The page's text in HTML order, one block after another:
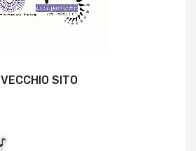
VECCHIO SITO